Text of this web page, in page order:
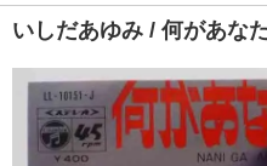
いしだあゆみ / 何があな